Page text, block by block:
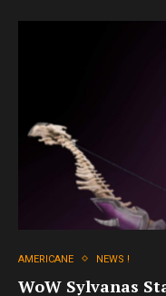
AMERICANE NEWS !
WoW Sylvanas